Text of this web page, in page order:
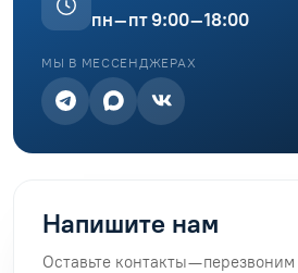
пн–пт 9:00–18:00
МЫ В МЕССЕНДЖЕРАХ
Напишите нам
Оставьте контакты —